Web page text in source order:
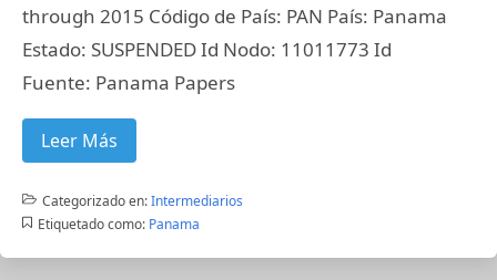
through 2015 Código de País: PAN País: Panama
Estado: SUSPENDED Id Nodo: 11011773 Id
Fuente: Panama Papers
Leer Más
Categorizado en:Intermediarios
Etiquetado como: Panama